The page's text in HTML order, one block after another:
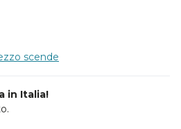
scende
in Italia!